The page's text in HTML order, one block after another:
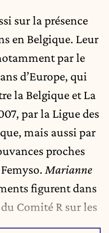
sur la présence
en Belgique. Leur
par le
d’Europe, qui
la Belgique et La
par la Ligue des
mais aussi par
proches
Marianne
figurent dans
Comité R sur les